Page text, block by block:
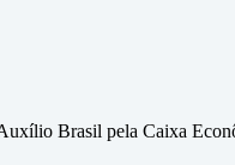
Brasil pela Caixa